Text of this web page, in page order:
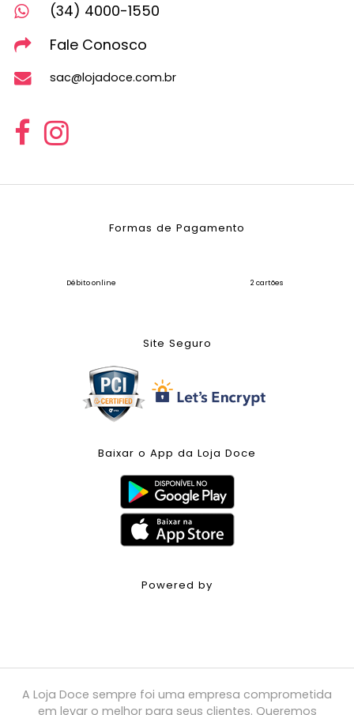
(34) 4000-1550
Fale Conosco
sac@lojadoce.com.br
Formas de Pagamento
Débito online 2 cartões
Site Seguro
Baixar o App da Loja Doce
Powered by
A Loja Doce sempre foi uma empresa comprometida
em levar o melhor para seus clientes. Queremos